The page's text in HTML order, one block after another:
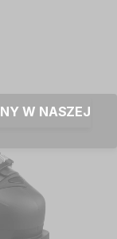
W NASZEJ